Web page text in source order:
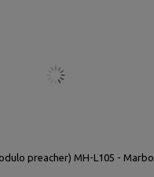
preacher) MH-L105 -